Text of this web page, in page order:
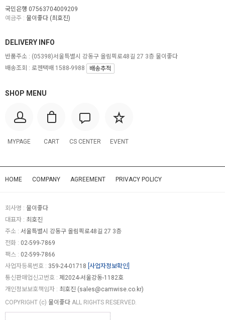
국민은행 07563704009209
예금주 : 물이좋다 (최호진)
SHOP MENU
MYPAGE CART CS CENTER EVENT
DELIVERY INFO
반품주소 : (05398)서울특별시 강동구 올림픽로48길 27 3층 물이좋다
배송조회 : 로젠택배 1588-9988
배송추적
HOME COMPANY AGREEMENT PRIVACY POLICY
회사명 : 물이좋다
대표자 : 최호진
주소 : 서울특별시 강동구 올림픽로48길 27 3층
전화 : 02-599-7869
팩스 : 02-599-7866
사업자등록번호 : 359-24-01718 [사업자정보확인]
통신판매업신고번호 : 제2024-서울강동-1182호
개인정보보호책임자 : 최호진 (sales@camwise.co.kr)
COPYRIGHT (c) 물이좋다 ALL RIGHTS RESERVED.